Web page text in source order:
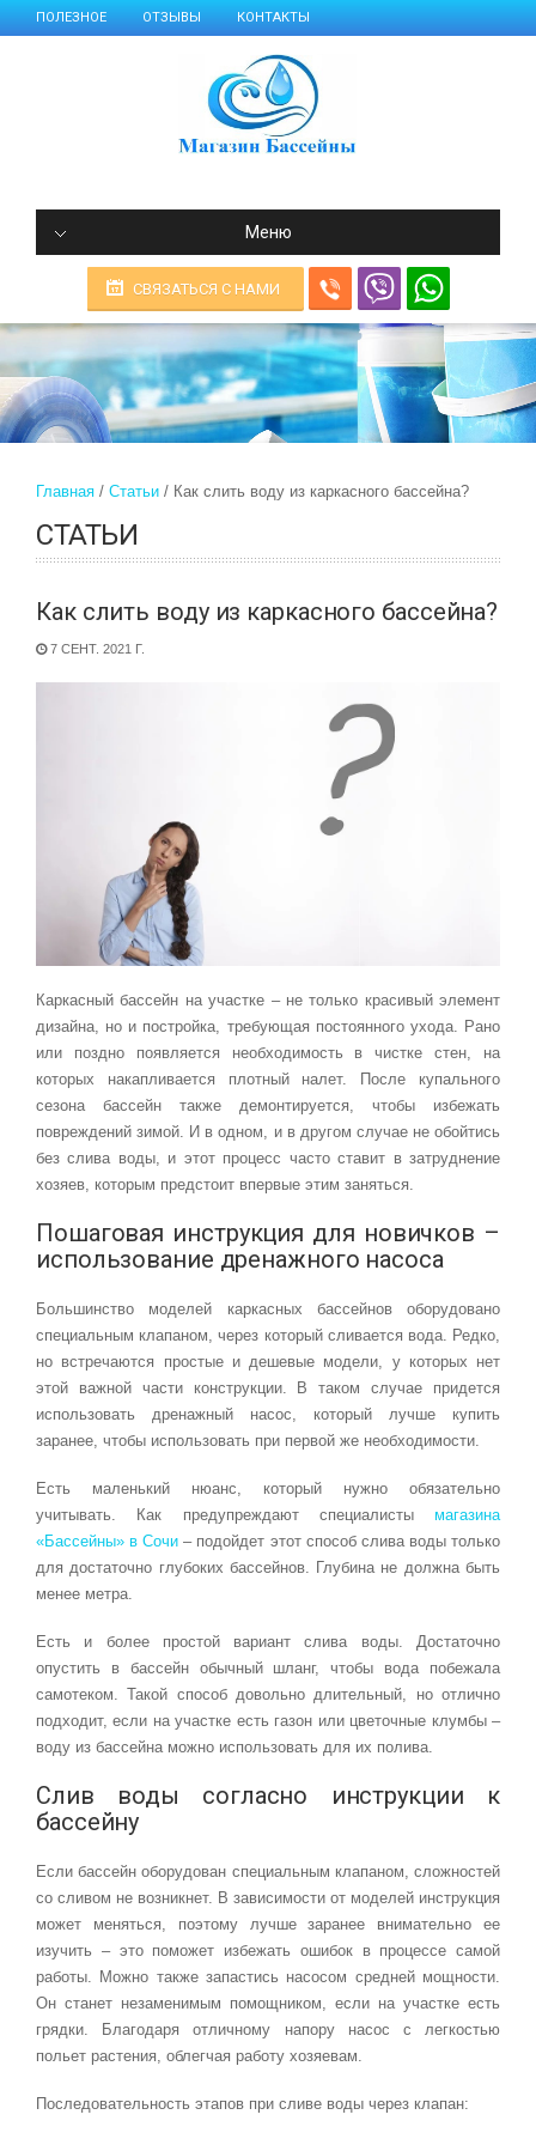
ПОЛЕЗНОЕ ОТЗЫВЫ КОНТАКТЫ
Меню
СВЯЗАТЬСЯ С НАМИ
Главная Статьи Как слить воду из каркасного бассейна?
СТАТЬИ
Как слить воду из каркасного бассейна?
7 СЕНТ. 2021 Г.
Каркасный бассейн на участке – не только красивый элемент
дизайна, но и постройка, требующая постоянного ухода. Рано
или поздно появляется необходимость в чистке стен, на
которых накапливается плотный налет. После купального
сезона бассейн также демонтируется, чтобы избежать
повреждений зимой. И в одном, и в другом случае не обойтись
без слива воды, и этот процесс часто ставит в затруднение
хозяев, которым предстоит впервые этим заняться.
Пошаговая инструкция для новичков –
использование дренажного насоса
Большинство моделей каркасных бассейнов оборудовано
специальным клапаном, через который сливается вода. Редко,
но встречаются простые и дешевые модели, у которых нет
этой важной части конструкции. В таком случае придется
использовать дренажный насос, который лучше купить
заранее, чтобы использовать при первой же необходимости.
Есть маленький нюанс, который нужно обязательно
учитывать. Как предупреждают специалисты магазина
«Бассейны» в Сочи – подойдет этот способ слива воды только
для достаточно глубоких бассейнов. Глубина не должна быть
менее метра.
Есть и более простой вариант слива воды. Достаточно
опустить в бассейн обычный шланг, чтобы вода побежала
самотеком. Такой способ довольно длительный, но отлично
подходит, если на участке есть газон или цветочные клумбы –
воду из бассейна можно использовать для их полива.
Слив воды согласно инструкции к
бассейну
Если бассейн оборудован специальным клапаном, сложностей
со сливом не возникнет. В зависимости от моделей инструкция
может меняться, поэтому лучше заранее внимательно ее
изучить – это поможет избежать ошибок в процессе самой
работы. Можно также запастись насосом средней мощности.
Он станет незаменимым помощником, если на участке есть
грядки. Благодаря отличному напору насос с легкостью
польет растения, облегчая работу хозяевам.
Последовательность этапов при сливе воды через клапан: